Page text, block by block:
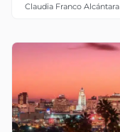
Claudia Franco Alcántara